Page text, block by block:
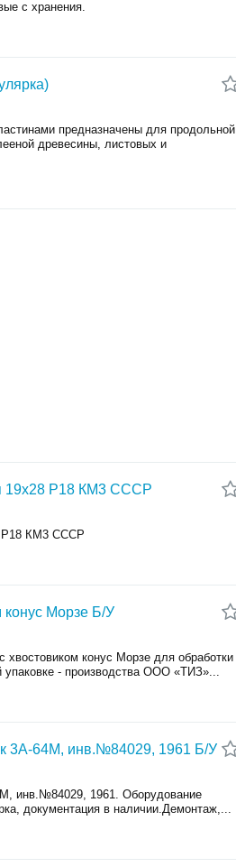
с хранения.
предназначены для продольной
древесины, листовых и
19х28 Р18 КМ3 СССР
Р18 КМ3 СССР
конус Морзе Б/У
конус Морзе для обработки
упаковке - производства ООО «ТИЗ»...
3А-64М, инв.№84029, 1961 Б/У
инв.№84029, 1961. Оборудование
документация в наличии.Демонтаж,...